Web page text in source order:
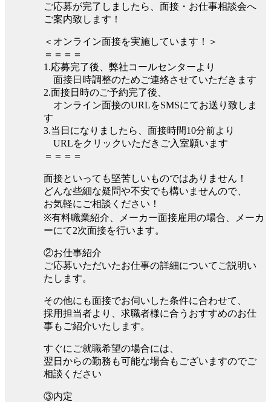
ご応募が完了しましたら、面接・お仕事相談会へ
ご案内致します！
＜オンライン面接を実施しています！＞
＝＝＝＝
1.応募完了後、弊社コールセンターより
面接日時調整のためご連絡させていただきます
2.面接日時のご予約完了後、
オンライン面接のURLをSMSにてお送り致しま
す
3.当日になりましたら、面接時間10分前より
URLをクリックいただきご入室願います
＝＝＝＝
面接といっても堅苦しいものではありません！
どんな些細な疑問や不安でも構いませんので、
お気軽にご相談ください！
※有料職業紹介、メーカー面接雇用の場合、メーカ
ーにて2次面接を行います。
②お仕事紹介
ご応募いただいたお仕事の詳細についてご説明い
たします。
その他にも面接でお伺いした条件に合わせて、
採用担当者より、求職者様に合うおすすめのお仕
事もご紹介いたします。
すぐにご就職希望の場合には、
翌日からの勤務も可能な場合もございますのでご
相談ください
③内定